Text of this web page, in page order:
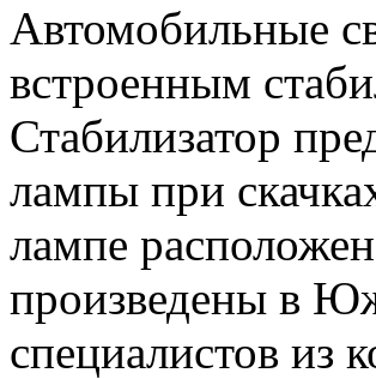
Автомобильные
встроенным
Стабилизатор
лампы при
лампе
произведены в
специалистов из